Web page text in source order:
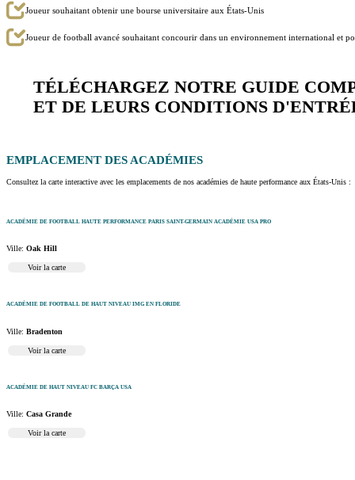
Joueur souhaitant obtenir une bourse universitaire aux États-Unis
Joueur de football avancé souhaitant concourir dans un environnement international et
TÉLÉCHARGEZ NOTRE GUIDE
ET DE LEURS CONDITIONS
EMPLACEMENT DES ACADÉMIES
Consultez la carte interactive avec les emplacements de nos académies de haute performance aux États-Unis :
ACADÉMIE DE FOOTBALL HAUTE PERFORMANCE PARIS SAINT-GERMAIN ACADÉMIE USA PRO
Ville: Oak Hill
Voir la carte
ACADÉMIE DE FOOTBALL DE HAUT NIVEAU IMG EN FLORIDE
Ville: Bradenton
Voir la carte
ACADÉMIE DE HAUT NIVEAU FC BARÇA USA
Ville: Casa Grande
Voir la carte